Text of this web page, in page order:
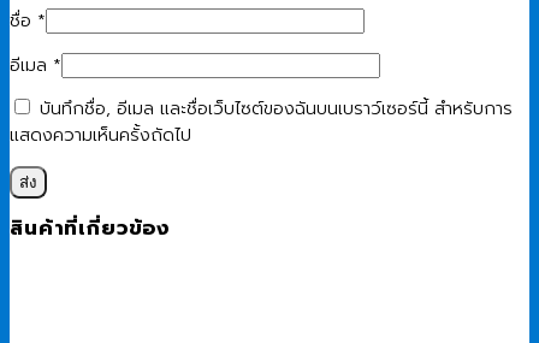
ชื่อ *
อีเมล *
บันทึกชื่อ, อีเมล และชื่อเว็บไซต์ของฉันบนเบราว์เซอร์นี้ สำหรับการ
แสดงความเห็นครั้งถัดไป
สินค้าที่เกี่ยวข้อง